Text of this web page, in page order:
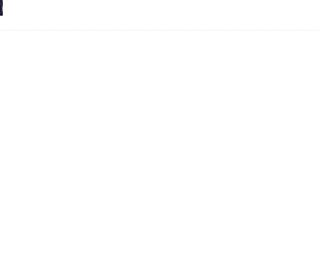
La historia detrás de la banda presidencial que portará Abelardo De La